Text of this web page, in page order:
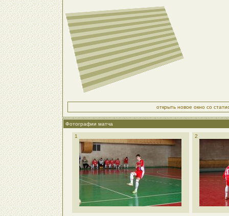
открыть новое окно со
Фотографии матча
1 2